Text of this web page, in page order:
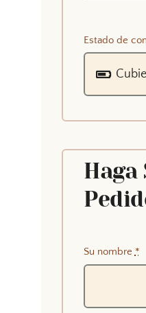
Estado de
Haga
Su nombre *